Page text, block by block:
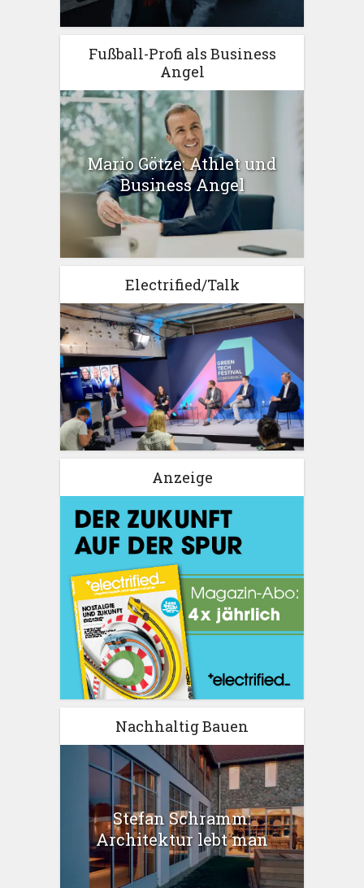
Fußball-Profi als Business
Angel
Mario Götze: Athlet und
Business Angel
Electrified/Talk
Anzeige
Nachhaltig Bauen
Stefan Schramm:
Architektur lebt man